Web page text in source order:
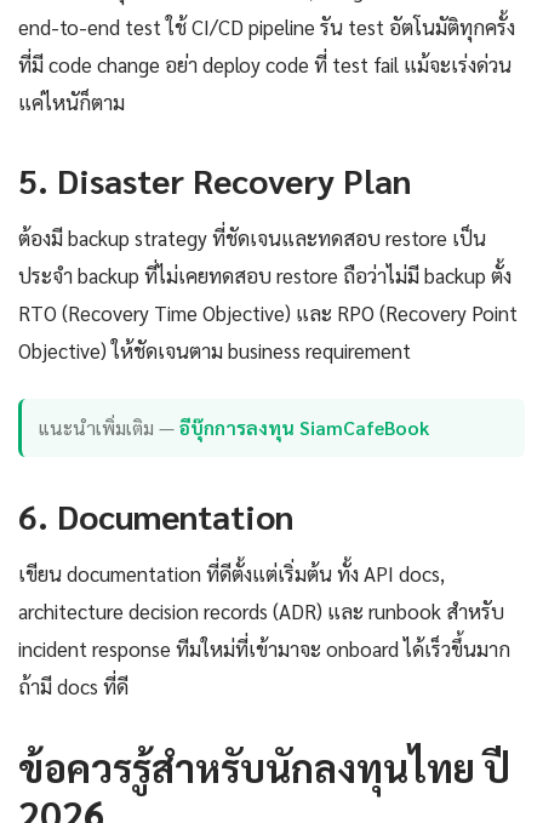
end-to-end test ใช้ CI/CD pipeline รัน test อัตโนมัติทุกครั้ง
ที่มี code change อย่า deploy code ที่ test fail แม้จะเร่งด่วน
แค่ไหนัก็ตาม
5. Disaster Recovery Plan
ต้องมี backup strategy ที่ชัดเจนและทดสอบ restore เป็น
ประจำ backup ที่ไม่เคยทดสอบ restore ถือว่าไม่มี backup ตั้ง
RTO (Recovery Time Objective) และ RPO (Recovery Point
Objective) ให้ชัดเจนตาม business requirement
แนะนำเพิ่มเติม —อีบุ๊กการลงทุน SiamCafeBook
6. Documentation
เขียน documentation ที่ดีตั้งแต่เริ่มต้น ทั้ง API docs,
architecture decision records (ADR) และ runbook สำหรับ
incident response ทีมใหม่ที่เข้ามาจะ onboard ได้เร็วขึ้นมาก
ถ้ามี docs ที่ดี
ข้อควรรู้สำหรับนักลงทุนไทย ปี
2026